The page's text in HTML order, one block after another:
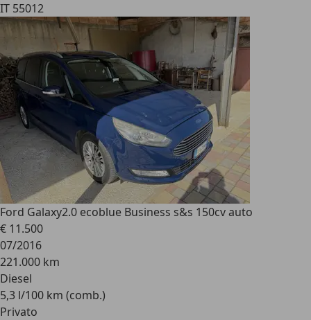
IT 55012
Ford Galaxy2.0 ecoblue Business s&s 150cv auto
€ 11.500
07/2016
221.000 km
Diesel
5,3 l/100 km (comb.)
Privato